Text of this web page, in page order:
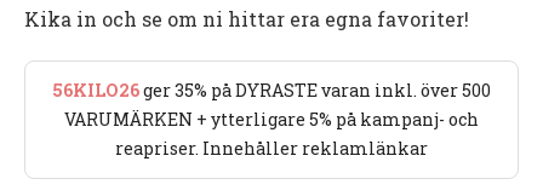
Kika in och se om ni hittar era egna favoriter!
56KILO26ger 35% på DYRASTE varan inkl. över 500
VARUMÄRKEN + ytterligare 5% på kampanj- och
reapriser. Innehåller reklamlänkar